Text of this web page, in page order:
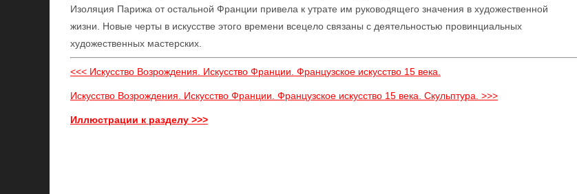
Изоляция Парижа от остальной Франции привела к утрате им руководящего значения в художественной
жизни. Новые черты в искусстве этого времени всецело связаны с деятельностью провинциальных
художественных мастерских.
<<< Искусство Возрождения. Искусство Франции. Французское искусство 15 века.
Искусство Возрождения. Искусство Франции. Французское искусство 15 века. Скульптура. >>>
Иллюстрации к разделу >>>